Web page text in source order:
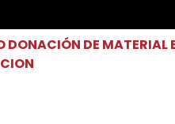
DONACIÓN DE MATERIAL